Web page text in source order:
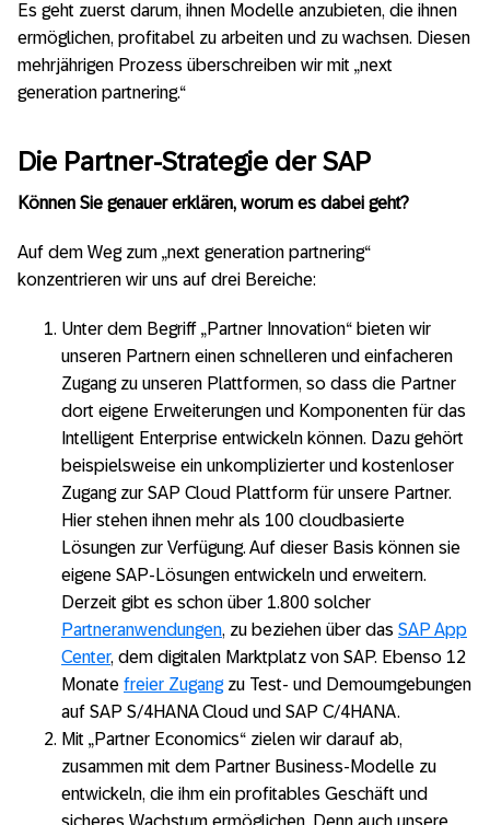
Es geht zuerst darum, ihnen Modelle anzubieten, die ihnen
ermöglichen, profitabel zu arbeiten und zu wachsen. Diesen
mehrjährigen Prozess überschreiben wir mit „next
generation partnering.“
Die Partner-Strategie der SAP
Können Sie genauer erklären, worum es dabei geht?
Auf dem Weg zum „next generation partnering“
konzentrieren wir uns auf drei Bereiche:
Unter dem Begriff „Partner Innovation“ bieten wir
unseren Partnern einen schnelleren und einfacheren
Zugang zu unseren Plattformen, so dass die Partner
dort eigene Erweiterungen und Komponenten für das
Intelligent Enterprise entwickeln können. Dazu gehört
beispielsweise ein unkomplizierter und kostenloser
Zugang zur SAP Cloud Plattform für unsere Partner.
Hier stehen ihnen mehr als 100 cloudbasierte
Lösungen zur Verfügung. Auf dieser Basis können sie
eigene SAP-Lösungen entwickeln und erweitern.
Derzeit gibt es schon über 1.800 solcher
Partneranwendungen, zu beziehen über das SAP App
Center, dem digitalen Marktplatz von SAP. Ebenso 12
Monate freier Zugangzu Test- und Demoumgebungen
auf SAP S/4HANA Cloud und SAP C/4HANA.
Mit „Partner Economics“ zielen wir darauf ab,
zusammen mit dem Partner Business-Modelle zu
entwickeln, die ihm ein profitables Geschäft und